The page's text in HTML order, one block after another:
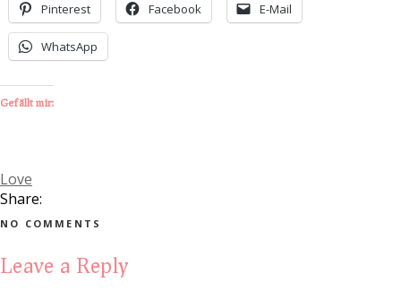
Pinterest Facebook E-Mail
WhatsApp
Gefällt mir:
Love
Share:
NO COMMENTS
Leave a Reply